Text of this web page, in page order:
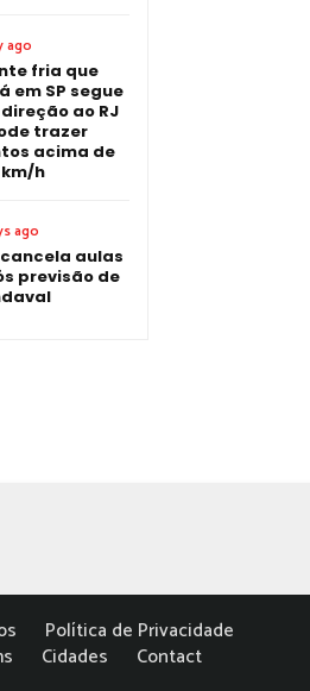
ago
fria que
em SP segue
ao RJ
trazer
acima de
km/h
ago
cancela aulas
previsão de
Política de Privacidade
Cidades Contact